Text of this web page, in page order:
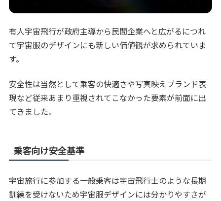
有人宇宙飛行が政府主導から民間企業へと広がるにつれ
て宇宙服のデザインにも新しい価値観が求められていま
す。
安全性は当然として乗客の快適さや写真映えブランド表
現など従来あまり重視されてこなかった要素が前面に出
てきました。
乗客向け安全基準
宇宙旅行に参加する一般乗客は宇宙飛行士のような長期
訓練を受けないため宇宙服デザインには分かりやすさが